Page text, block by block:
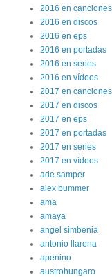
2016 en canciones
2016 en discos
2016 en eps
2016 en portadas
2016 en series
2016 en vídeos
2017 en canciones
2017 en discos
2017 en eps
2017 en portadas
2017 en series
2017 en vídeos
ade samper
alex bummer
ama
amaya
angel simbenia
antonio llarena
apenino
austrohungaro